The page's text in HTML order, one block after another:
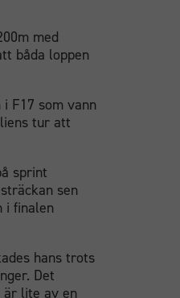
med
båda loppen
F17 som vann
tur att
sprint
sen
i finalen
hans trots
Det
är lite av en